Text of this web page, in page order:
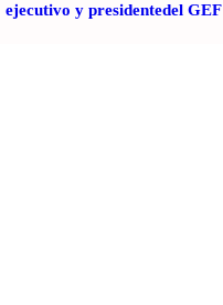
ejecutivo y presidentedel GEF